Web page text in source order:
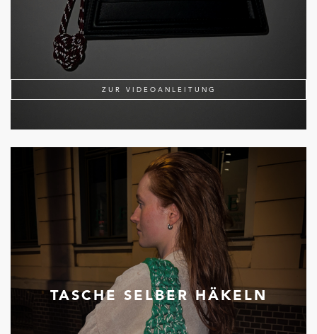
ZUR VIDEOANLEITUNG
TASCHE SELBER HÄKELN